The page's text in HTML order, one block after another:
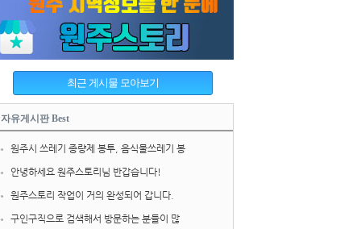
자유게시판 Best
원주시 쓰레기 종량제 봉투, 음식물쓰레기 봉
안녕하세요 원주스토리님 반갑습니다!
원주스토리 작업이 거의 완성되어 갑니다.
구인구직으로 검색해서 방문하는 분들이 많